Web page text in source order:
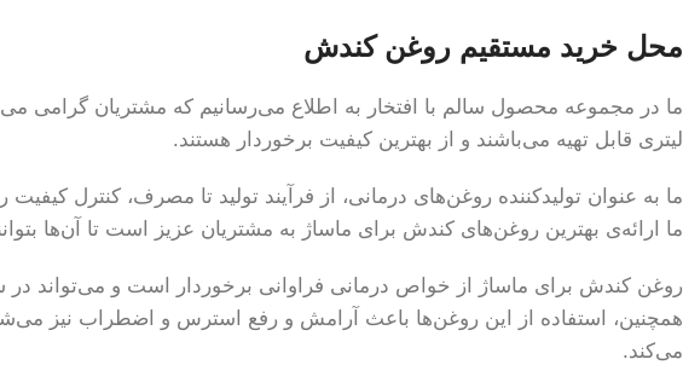
محل خرید مستقیم روغن کندش
ما در مجموعه محصول سالم با افتخار به اطلاع می‌رسانیم که مشتریان گرامی
لیتری قابل تهیه می‌باشند و از بهترین کیفیت برخوردار هستند.
ما به عنوان تولیدکننده روغن‌های درمانی، از فرآیند تولید تا مصرف، کنترل
ما ارائه‌ی بهترین روغن‌های کندش برای ماساژ به مشتریان عزیز است تا آن‌ها
روغن کندش برای ماساژ از خواص درمانی فراوانی برخوردار است و می‌تواند در
همچنین، استفاده از این روغن‌ها باعث آرامش و رفع استرس و اضطراب نیز
می‌کند.